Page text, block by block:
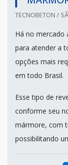
TECNOBETON /
Há no mercado
para atender a
opções mais
em todo Brasil.
Esse tipo de
conforme seu
mármore, com
possibilitando